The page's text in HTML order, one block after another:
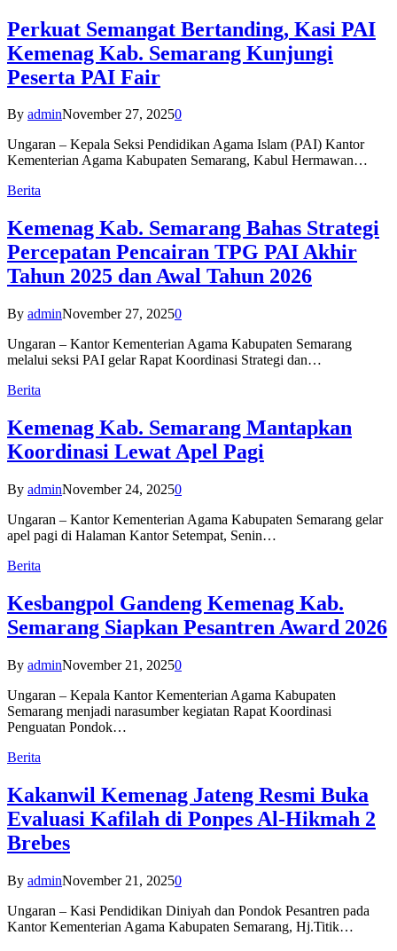
Perkuat Semangat Bertanding, Kasi PAI
Kemenag Kab. Semarang Kunjungi
Peserta PAI Fair
By adminNovember 27, 20250
Ungaran – Kepala Seksi Pendidikan Agama Islam (PAI) Kantor
Kementerian Agama Kabupaten Semarang, Kabul Hermawan…
Berita
Kemenag Kab. Semarang Bahas Strategi
Percepatan Pencairan TPG PAI Akhir
Tahun 2025 dan Awal Tahun 2026
By adminNovember 27, 20250
Ungaran – Kantor Kementerian Agama Kabupaten Semarang
melalui seksi PAI gelar Rapat Koordinasi Strategi dan…
Berita
Kemenag Kab. Semarang Mantapkan
Koordinasi Lewat Apel Pagi
By adminNovember 24, 20250
Ungaran – Kantor Kementerian Agama Kabupaten Semarang gelar
apel pagi di Halaman Kantor Setempat, Senin…
Berita
Kesbangpol Gandeng Kemenag Kab.
Semarang Siapkan Pesantren Award 2026
By adminNovember 21, 20250
Ungaran – Kepala Kantor Kementerian Agama Kabupaten
Semarang menjadi narasumber kegiatan Rapat Koordinasi
Penguatan Pondok…
Berita
Kakanwil Kemenag Jateng Resmi Buka
Evaluasi Kafilah di Ponpes Al-Hikmah 2
Brebes
By adminNovember 21, 20250
Ungaran – Kasi Pendidikan Diniyah dan Pondok Pesantren pada
Kantor Kementerian Agama Kabupaten Semarang, Hj.Titik…